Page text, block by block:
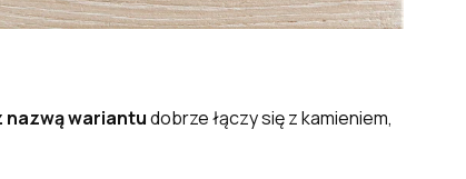
wariantudobrze łączy się z kamieniem,